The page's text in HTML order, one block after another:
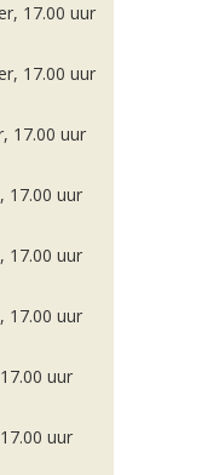
17.00 uur
17.00 uur
17.00 uur
17.00 uur
17.00 uur
17.00 uur
uur
uur